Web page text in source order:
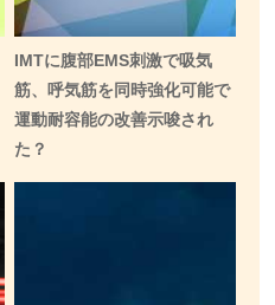
IMTに腹部EMS刺激で吸気
筋、呼気筋を同時強化可能で
運動耐容能の改善示唆され
た？